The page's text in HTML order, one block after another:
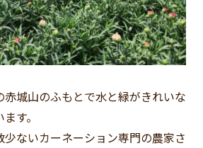
城山のふもとで水と緑がきれいな
す。
少ないカーネーション専門の農家さ